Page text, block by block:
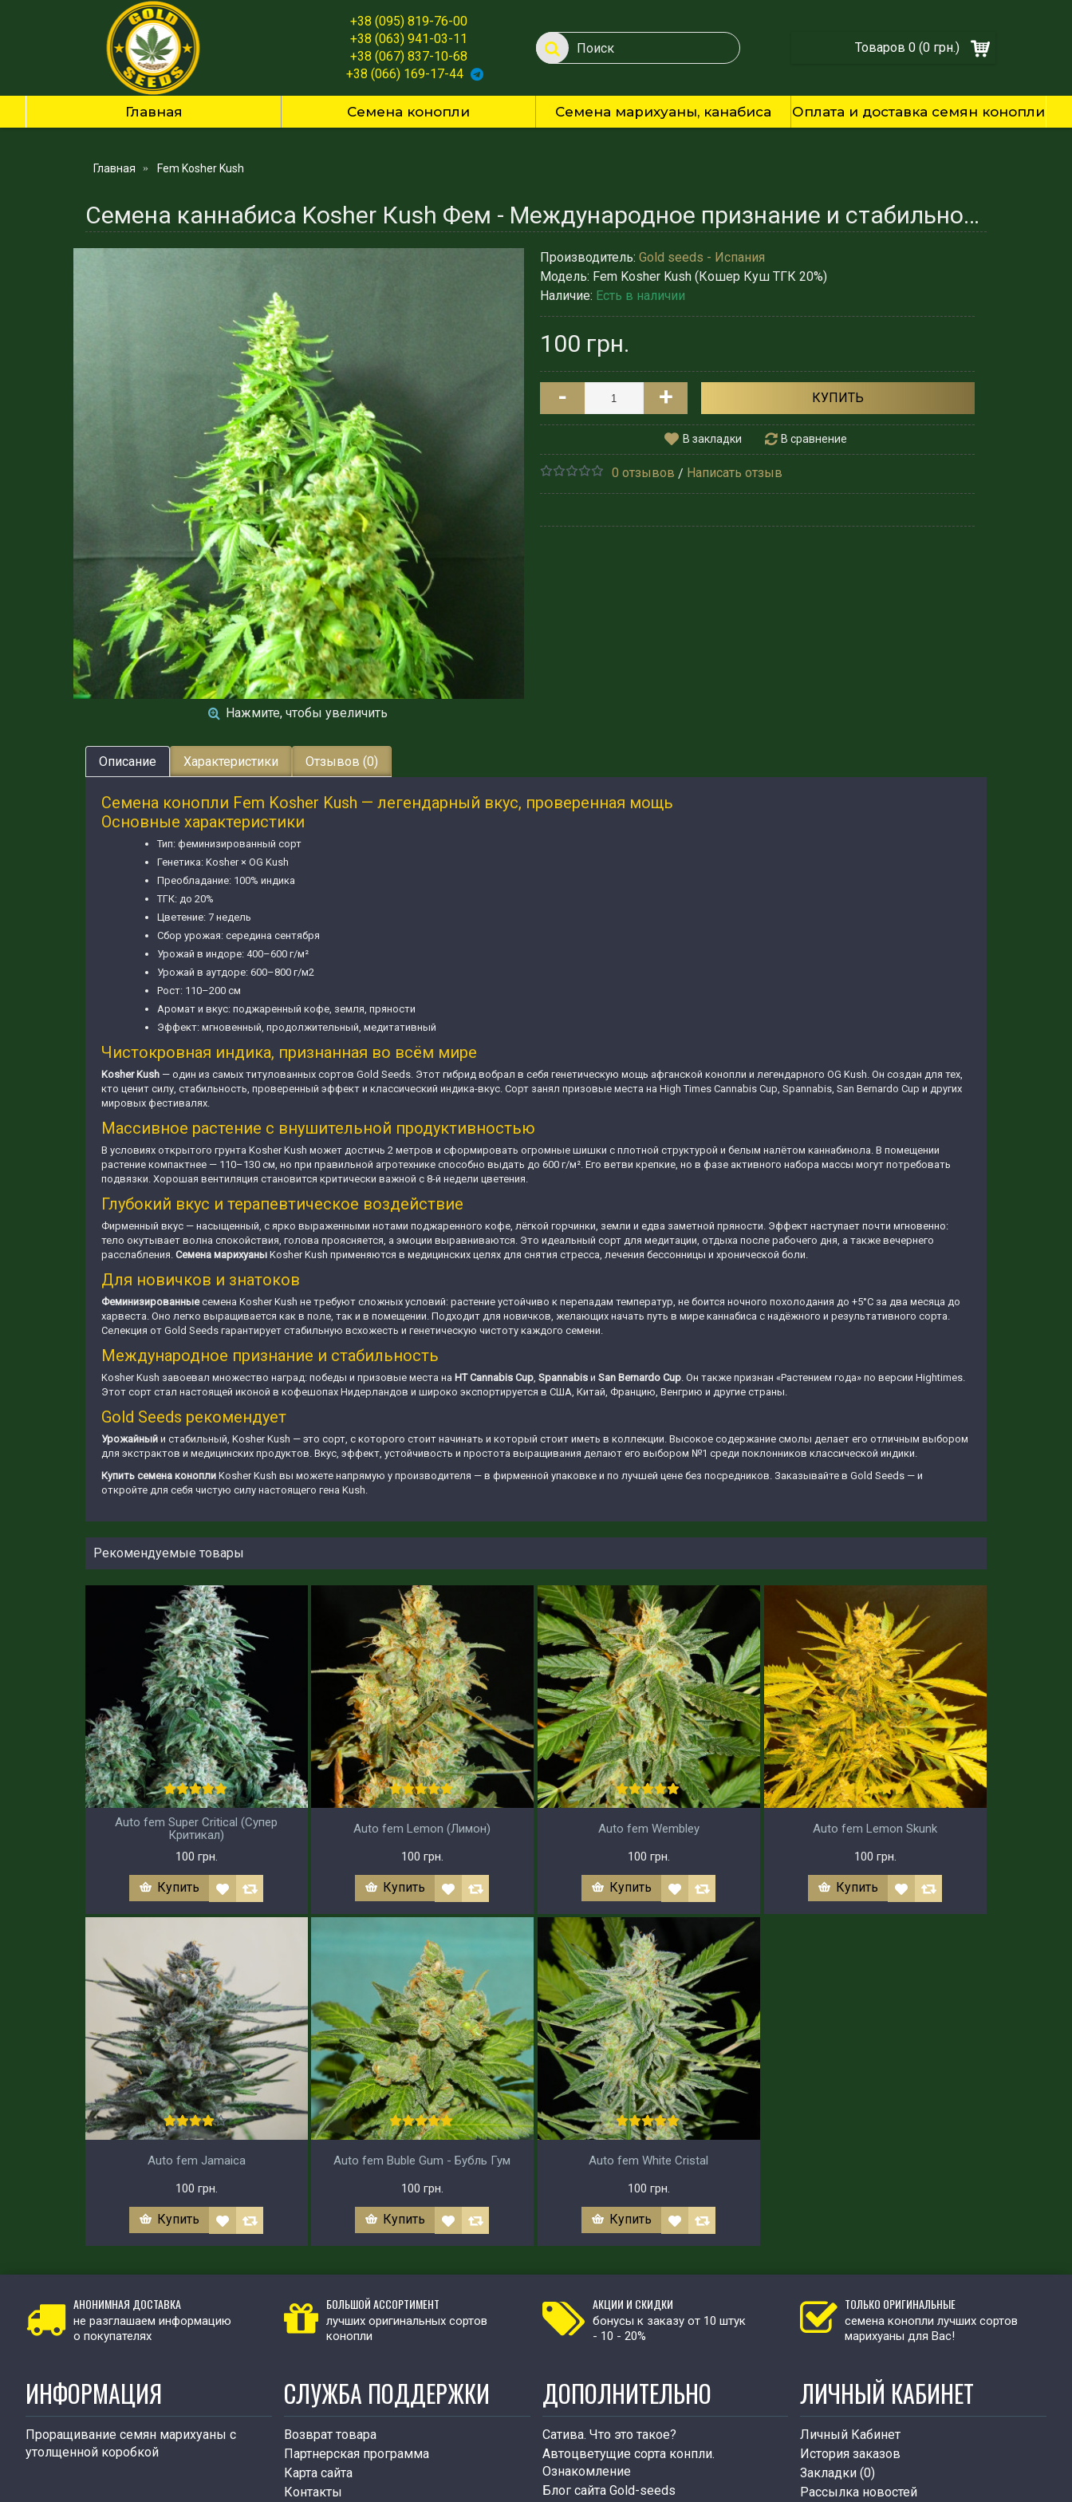
+38 (095) 819-76-00
+38 (063) 941-03-11
+38 (067) 837-10-68
+38 (066) 169-17-44
Товаров 0 (0 грн.)
Главная Семена конопли Семена марихуаны, канабиса Оплата и доставка семян конопли
Главная Fem Kosher Kush
Семена каннабиса Kosher Кush Фем - Международное признание и стабильность от Gold Seeds
Нажмите, чтобы увеличить
Производитель: Gold seeds - Испания
Модель: Fem Kosher Kush (Кошер Куш ТГК 20%)
Наличие: Есть в наличии
100 грн.
-
+ КУПИТЬ
В закладки В сравнение
0 отзывов / Написать отзыв
Описание Характеристики Отзывов (0)
Семена конопли Fem Kosher Kush — легендарный вкус, проверенная мощь
Основные характеристики
Тип: феминизированный сорт
Генетика: Kosher × OG Kush
Преобладание: 100% индика
ТГК: до 20%
Цветение: 7 недель
Сбор урожая: середина сентября
Урожай в индоре: 400–600 г/м²
Урожай в аутдоре: 600–800 г/м2
Рост: 110–200 см
Аромат и вкус: поджаренный кофе, земля, пряности
Эффект: мгновенный, продолжительный, медитативный
Чистокровная индика, признанная во всём мире
Kosher Kush — один из самых титулованных сортов Gold Seeds. Этот гибрид вобрал в себя генетическую мощь афганской конопли и легендарного OG Kush. Он создан для тех,
кто ценит силу, стабильность, проверенный эффект и классический индика-вкус. Сорт занял призовые места на High Times Cannabis Cup, Spannabis, San Bernardo Cup и других
мировых фестивалях.
Массивное растение с внушительной продуктивностью
В условиях открытого грунта Kosher Kush может достичь 2 метров и сформировать огромные шишки с плотной структурой и белым налётом каннабинола. В помещении
растение компактнее — 110–130 см, но при правильной агротехнике способно выдать до 600 г/м². Его ветви крепкие, но в фазе активного набора массы могут потребовать
подвязки. Хорошая вентиляция становится критически важной с 8-й недели цветения.
Глубокий вкус и терапевтическое воздействие
Фирменный вкус — насыщенный, с ярко выраженными нотами поджаренного кофе, лёгкой горчинки, земли и едва заметной пряности. Эффект наступает почти мгновенно:
тело окутывает волна спокойствия, голова проясняется, а эмоции выравниваются. Это идеальный сорт для медитации, отдыха после рабочего дня, а также вечернего
расслабления. Семена марихуаны Kosher Kush применяются в медицинских целях для снятия стресса, лечения бессонницы и хронической боли.
Для новичков и знатоков
Феминизированныесемена Kosher Kush не требуют сложных условий: растение устойчиво к перепадам температур, не боится ночного похолодания до +5°C за два месяца до
харвеста. Оно легко выращивается как в поле, так и в помещении. Подходит для новичков, желающих начать путь в мире каннабиса с надёжного и результативного сорта.
Селекция от Gold Seeds гарантирует стабильную всхожесть и генетическую чистоту каждого семени.
Международное признание и стабильность
Kosher Kush завоевал множество наград: победы и призовые места на HT Cannabis Cup, Spannabis и San Bernardo Cup. Он также признан «Растением года» по версии Hightimes.
Этот сорт стал настоящей иконой в кофешопах Нидерландов и широко экспортируется в США, Китай, Францию, Венгрию и другие страны.
Gold Seeds рекомендует
Урожайный и стабильный, Kosher Kush — это сорт, с которого стоит начинать и который стоит иметь в коллекции. Высокое содержание смолы делает его отличным выбором
для экстрактов и медицинских продуктов. Вкус, эффект, устойчивость и простота выращивания делают его выбором №1 среди поклонников классической индики.
Купить семена конопли Kosher Kush вы можете напрямую у производителя — в фирменной упаковке и по лучшей цене без посредников. Заказывайте в Gold Seeds — и
откройте для себя чистую силу настоящего гена Kush.
Рекомендуемые товары
Auto fem Super Critical (Супер
Критикал)
100 грн.
Купить
Auto fem Lemon (Лимон)
100 грн.
Купить
Auto fem Wembley
100 грн.
Купить
Auto fem Lemon Skunk
100 грн.
Купить
Auto fem Jamaica
100 грн.
Купить
Auto fem Buble Gum - Бубль Гум
100 грн.
Купить
Auto fem White Cristal
100 грн.
Купить
АНОНИМНАЯ ДОСТАВКА
не разглашаем информацию
о покупателях
БОЛЬШОЙ АССОРТИМЕНТ
лучших оригинальных сортов
конопли
АКЦИИ И СКИДКИ
бонусы к заказу от 10 штук
- 10 - 20%
ТОЛЬКО ОРИГИНАЛЬНЫЕ
семена конопли лучших сортов
марихуаны для Вас!
ИНФОРМАЦИЯ
Проращивание семян марихуаны с
утолщенной коробкой
СЛУЖБА ПОДДЕРЖКИ
Возврат товара
Партнерская программа
Карта сайта
Контакты
ДОПОЛНИТЕЛЬНО
Сатива. Что это такое?
Автоцветущие сорта конпли.
Ознакомление
Блог сайта Gold-seeds
ЛИЧНЫЙ КАБИНЕТ
Личный Кабинет
История заказов
Закладки (0)
Рассылка новостей